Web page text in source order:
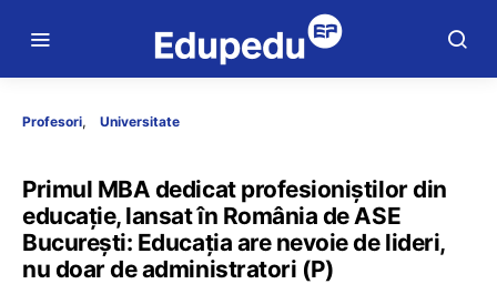
Profesori Universitate
Primul MBA dedicat profesioniștilor din
educație, lansat în România de ASE
București: Educația are nevoie de lideri,
nu doar de administratori (P)